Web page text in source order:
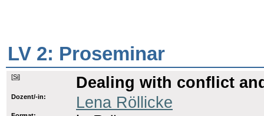
LV 2: Proseminar
[Si] Dealing with conflict
Dozent/-in: Lena Röllicke